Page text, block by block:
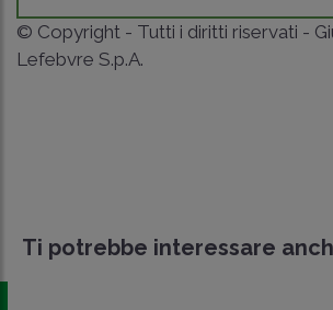
© Copyright - Tutti i diritti riservati -
Lefebvre S.p.A.
Ti potrebbe interessare